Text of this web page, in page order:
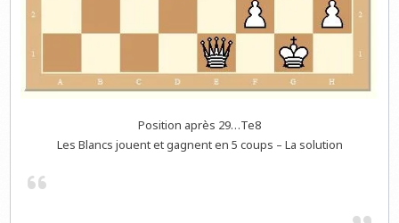
Position après 29…Te8
Les Blancs jouent et gagnent en 5 coups – La solution